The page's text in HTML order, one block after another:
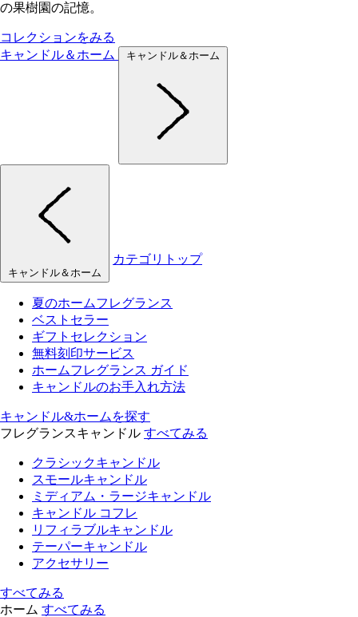
の果樹園の記憶。
コレクションをみる
キャンドル＆ホーム
キャンドル＆ホーム
キャンドル＆ホーム
カテゴリトップ
夏のホームフレグランス
ベストセラー
ギフトセレクション
無料刻印サービス
ホームフレグランス ガイド
キャンドルのお手入れ方法
キャンドル&ホームを探す
フレグランスキャンドル すべてみる
クラシックキャンドル
スモールキャンドル
ミディアム・ラージキャンドル
キャンドル コフレ
リフィラブルキャンドル
テーパーキャンドル
アクセサリー
すべてみる
ホーム すべてみる